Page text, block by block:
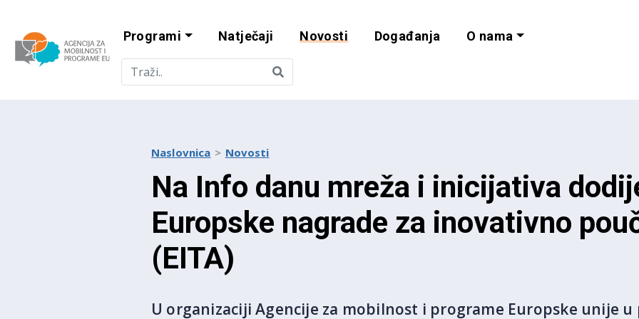
Agencija za mobilnost i programe
Programi Natječaji Novosti Događanja O nama
Naslovnica Novosti
Na Info danu mreža i inicijativa
Europske nagrade za inovativno
(EITA)
U organizaciji Agencije za mobilnost i programe Europske unije u